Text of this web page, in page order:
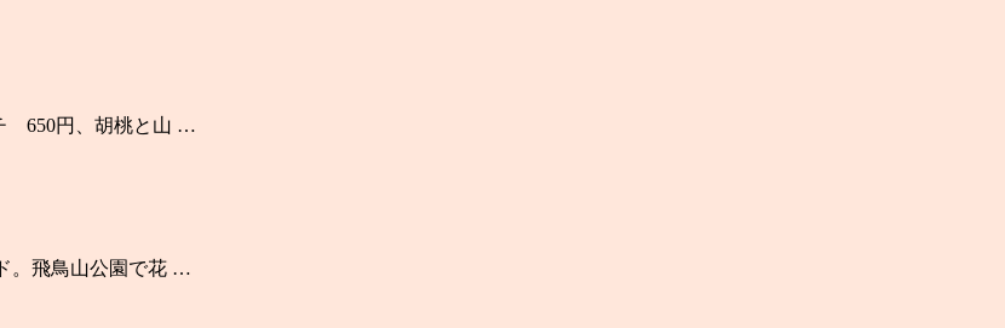
650円、胡桃と山 …
。飛鳥山公園で花 …